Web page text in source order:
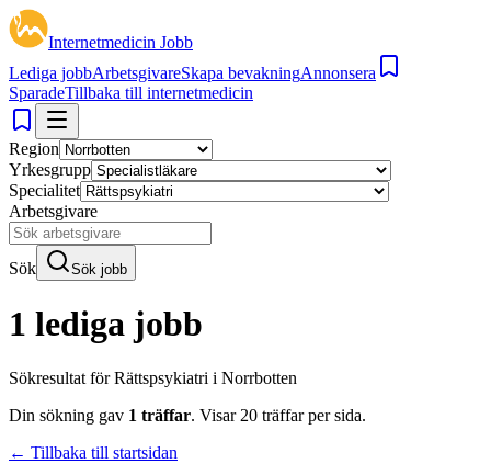
Internetmedicin Jobb
Lediga jobbArbetsgivareSkapa bevakningAnnonsera
SparadeTillbaka till internetmedicin
Region
Yrkesgrupp
Specialitet
Arbetsgivare
Sök Sök jobb
1 lediga jobb
Sökresultat förRättspsykiatri i Norrbotten
Din sökning gav 1 träffar. Visar 20 träffar per sida.
← Tillbaka till startsidan